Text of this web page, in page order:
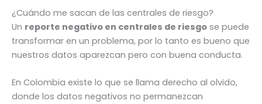
¿Cuándo me sacan de las centrales de riesgo?
Un reporte negativo en centrales de riesgo se puede
transformar en un problema, por lo tanto es bueno que
nuestros datos aparezcan pero con buena conducta.
En Colombia existe lo que se llama derecho al olvido,
donde los datos negativos no permanezcan